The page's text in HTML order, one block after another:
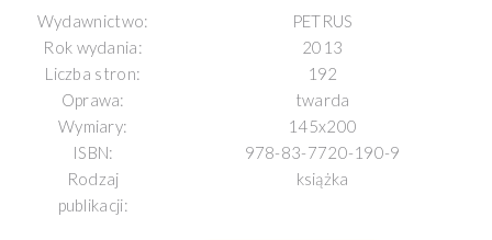
Wydawnictwo:
PETRUS
Rok wydania:
2013
Liczba stron:
192
Oprawa:
twarda
Wymiary:
145x200
ISBN:
978-83-7720-190-9
Rodzaj
publikacji:
książka